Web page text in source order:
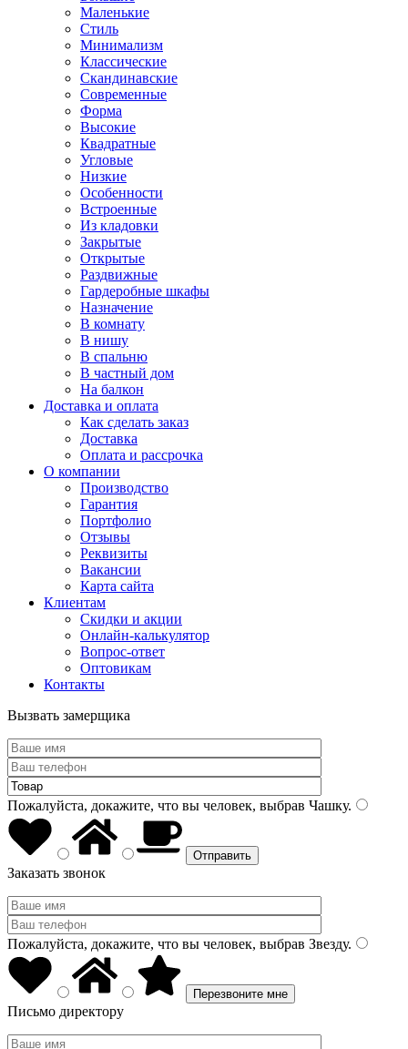
Маленькие
Стиль
Минимализм
Классические
Скандинавские
Современные
Форма
Высокие
Квадратные
Угловые
Низкие
Особенности
Встроенные
Из кладовки
Закрытые
Открытые
Раздвижные
Гардеробные шкафы
Назначение
В комнату
В нишу
В спальню
В частный дом
На балкон
Доставка и оплата
Как сделать заказ
Доставка
Оплата и рассрочка
О компании
Производство
Гарантия
Портфолио
Отзывы
Реквизиты
Вакансии
Карта сайта
Клиентам
Скидки и акции
Онлайн-калькулятор
Вопрос-ответ
Оптовикам
Контакты
Вызвать замерщика
Пожалуйста, докажите, что вы человек, выбрав Чашку.
Заказать звонок
Пожалуйста, докажите, что вы человек, выбрав Звезду.
Письмо директору